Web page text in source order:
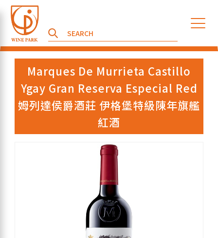
Marques De Murrieta Castillo
Ygay Gran Reserva Especial Red
姆列達侯爵酒莊 伊格堡特級陳年旗艦
紅酒